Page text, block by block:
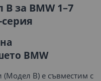
за BMW 1–7
серия
BMW
(Модел B) е съвместим с